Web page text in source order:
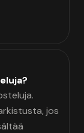
jos